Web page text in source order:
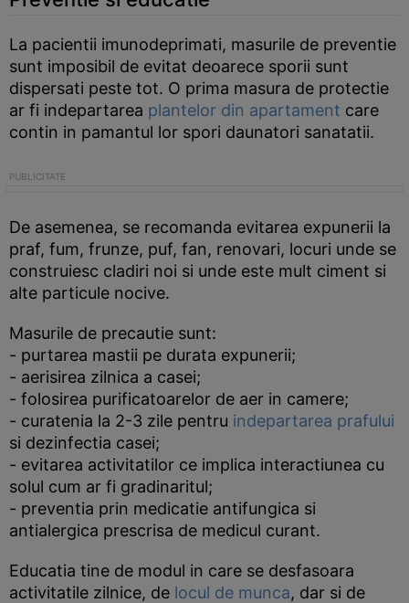
La pacientii imunodeprimati, masurile de preventie
sunt imposibil de evitat deoarece sporii sunt
dispersati peste tot. O prima masura de protectie
ar fi indepartarea plantelor din apartament care
contin in pamantul lor spori daunatori sanatatii.
De asemenea, se recomanda evitarea expunerii la
praf, fum, frunze, puf, fan, renovari, locuri unde se
construiesc cladiri noi si unde este mult ciment si
alte particule nocive.
Masurile de precautie sunt:
- purtarea mastii pe durata expunerii;
- aerisirea zilnica a casei;
- folosirea purificatoarelor de aer in camere;
- curatenia la 2-3 zile pentru indepartarea prafului
si dezinfectia casei;
- evitarea activitatilor ce implica interactiunea cu
solul cum ar fi gradinaritul;
- preventia prin medicatie antifungica si
antialergica prescrisa de medicul curant.
Educatia tine de modul in care se desfasoara
activitatile zilnice, de locul de munca, dar si de